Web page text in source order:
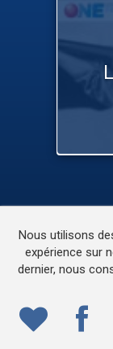
© 2022
Nous utilisons
expérience sur
dernier, nous